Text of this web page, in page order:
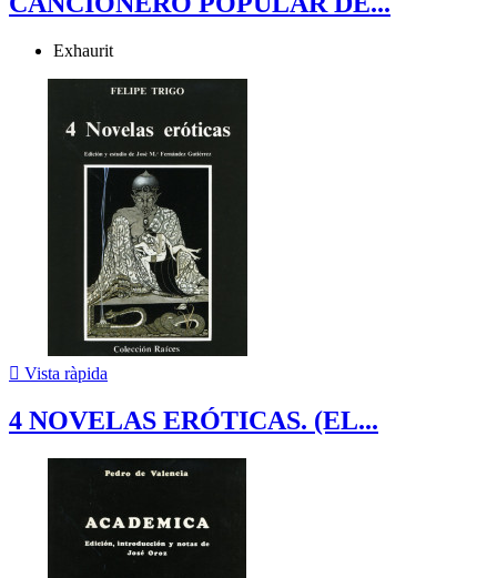
Exhaurit
 Vista ràpida
4 NOVELAS ERÓTICAS. (EL...